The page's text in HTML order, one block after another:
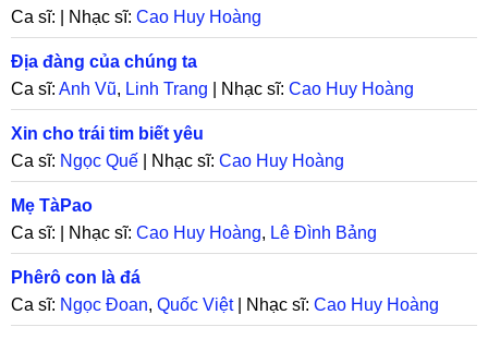
Ca sĩ: | Nhạc sĩ: Cao Huy Hoàng
Địa đàng của chúng ta
Ca sĩ: Anh Vũ, Linh Trang | Nhạc sĩ: Cao Huy Hoàng
Xin cho trái tim biết yêu
Ca sĩ: Ngọc Quế | Nhạc sĩ: Cao Huy Hoàng
Mẹ TàPao
Ca sĩ: | Nhạc sĩ: Cao Huy Hoàng, Lê Đình Bảng
Phêrô con là đá
Ca sĩ: Ngọc Đoan, Quốc Việt| Nhạc sĩ: Cao Huy Hoàng